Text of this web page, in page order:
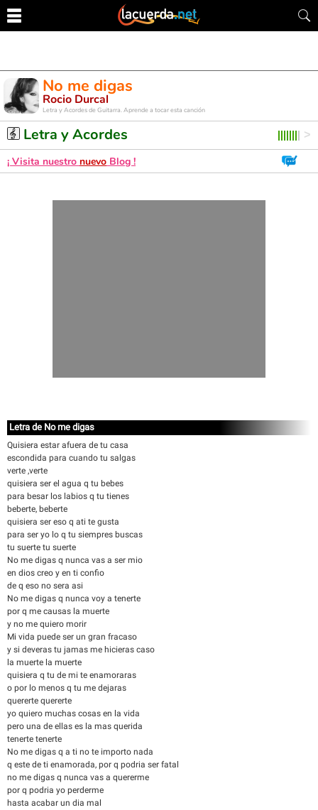
No me digas
Rocio Durcal
Letra y Acordes de Guitarra. Aprende a tocar esta canción
Letra y Acordes
¡ Visita nuestro nuevo Blog !
Letra de No me digas
Quisiera estar afuera de tu casa
escondida para cuando tu salgas
verte ,verte
quisiera ser el agua q tu bebes
para besar los labios q tu tienes
beberte, beberte
quisiera ser eso q ati te gusta
para ser yo lo q tu siempres buscas
tu suerte tu suerte
No me digas q nunca vas a ser mio
en dios creo y en ti confio
de q eso no sera asi
No me digas q nunca voy a tenerte
por q me causas la muerte
y no me quiero morir
Mi vida puede ser un gran fracaso
y si deveras tu jamas me hicieras caso
la muerte la muerte
quisiera q tu de mi te enamoraras
o por lo menos q tu me dejaras
quererte quererte
yo quiero muchas cosas en la vida
pero una de ellas es la mas querida
tenerte tenerte
No me digas q a ti no te importo nada
q este de ti enamorada, por q podria ser fatal
no me digas q nunca vas a quererme
por q podria yo perderme
hasta acabar un dia mal